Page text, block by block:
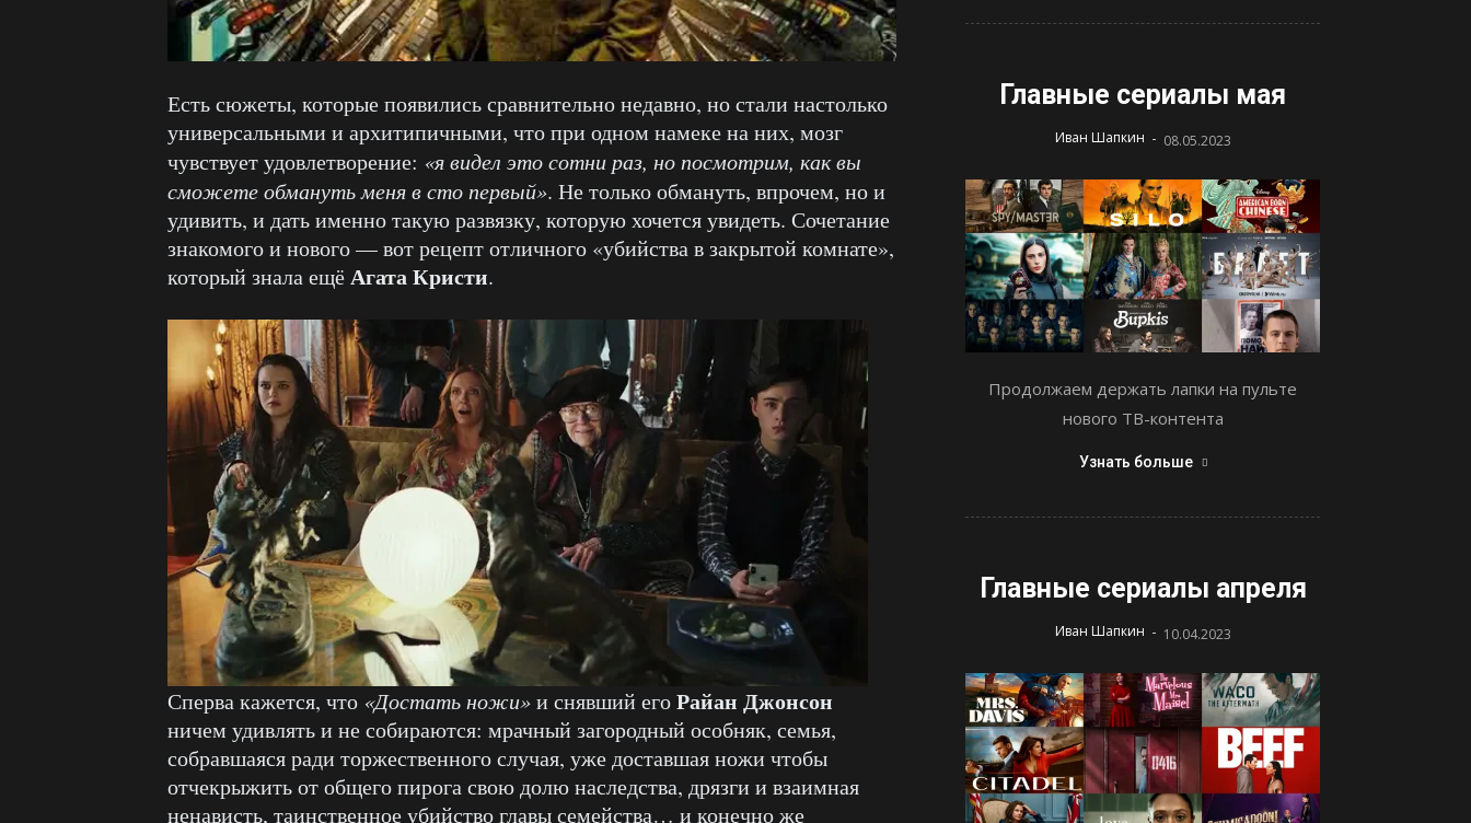
Есть сюжеты, которые появились сравнительно недавно, но стали настолько
универсальными и архитипичными, что при одном намеке на них, мозг
чувствует удовлетворение: «я видел это сотни раз, но посмотрим, как вы
сможете обмануть меня в сто первый». Не только обмануть, впрочем, но и
удивить, и дать именно такую развязку, которую хочется увидеть. Сочетание
знакомого и нового — вот рецепт отличного «убийства в закрытой комнате»,
который знала ещёАгата Кристи.
Сперва кажется, что «Достать ножи»и снявший егоРайан Джонсон
ничем удивлять и не собираются: мрачный загородный особняк, семья,
собравшаяся ради торжественного случая, уже доставшая ножи чтобы
отчекрыжить от общего пирога свою долю наследства, дрязги и взаимная
ненависть, таинственное убийство главы семейства… и конечно же
Главные сериалы мая
Иван Шапкин - 08.05.2023
Продолжаем держать лапки на пульте
нового ТВ-контента
Узнать больше
Главные сериалы апреля
Иван Шапкин - 10.04.2023